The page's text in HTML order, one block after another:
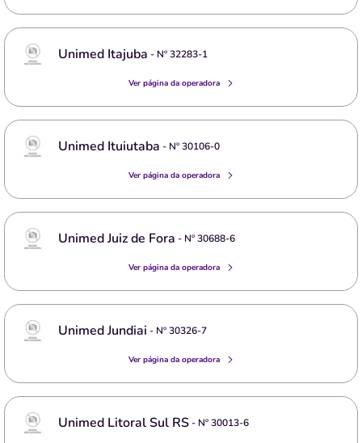
Unimed Itajuba - Nº32283-1
Ver página da operadora
Unimed Ituiutaba - Nº30106-0
Ver página da operadora
Unimed Juiz de Fora - Nº30688-6
Ver página da operadora
Unimed Jundiai - Nº30326-7
Ver página da operadora
Unimed Litoral Sul RS- Nº30013-6